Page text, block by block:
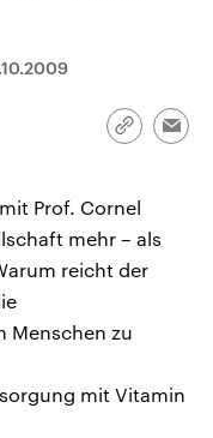
Link
Prof. Cornel
mehr – als
reicht der
Menschen zu
mit Vitamin